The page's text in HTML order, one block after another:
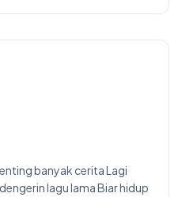
banyak cerita Lagi
lagu lama Biar hidup